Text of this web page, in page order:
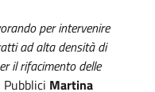
per intervenire
ad alta densità di
il rifacimento delle
Pubblici Martina